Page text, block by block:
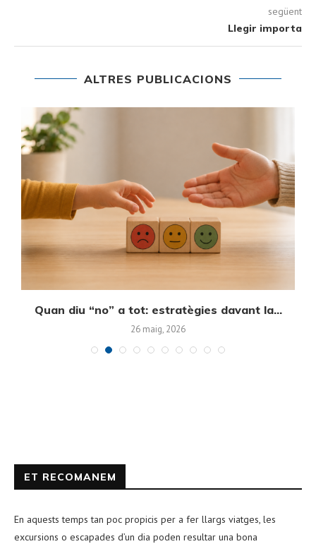
següent
Llegir importa
ALTRES PUBLICACIONS
Quan diu “no” a tot: estratègies davant la...
26 maig, 2026
ET RECOMANEM
En aquests temps tan poc propicis per a fer llargs viatges, les
excursions o escapades d’un dia poden resultar una bona